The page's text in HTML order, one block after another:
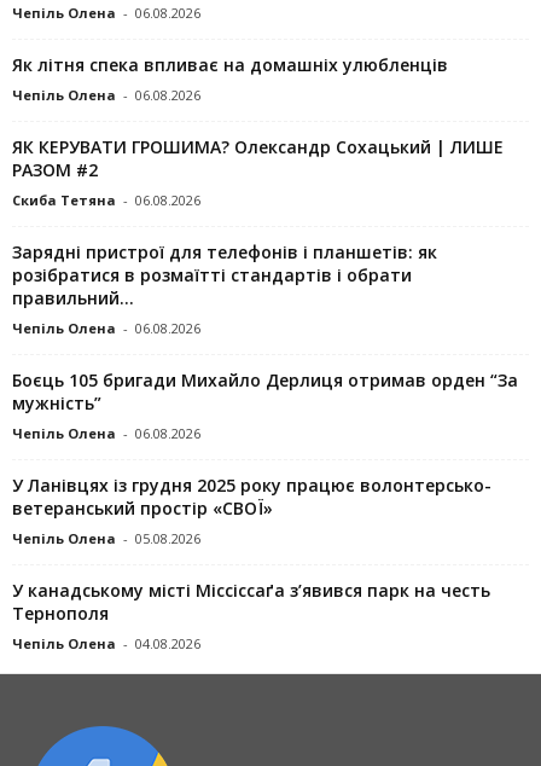
Чепіль Олена - 06.08.2026
Як літня спека впливає на домашніх улюбленців
Чепіль Олена - 06.08.2026
ЯК КЕРУВАТИ ГРОШИМА? Олександр Сохацький | ЛИШЕ
РАЗОМ #2
Скиба Тетяна - 06.08.2026
Зарядні пристрої для телефонів і планшетів: як
розібратися в розмаїтті стандартів і обрати
правильний...
Чепіль Олена - 06.08.2026
Боєць 105 бригади Михайло Дерлиця отримав орден “За
мужність”
Чепіль Олена - 06.08.2026
У Ланівцях із грудня 2025 року працює волонтерсько-
ветеранський простір «СВОЇ»
Чепіль Олена - 05.08.2026
У канадському місті Міссіссаґа з’явився парк на честь
Тернополя
Чепіль Олена - 04.08.2026